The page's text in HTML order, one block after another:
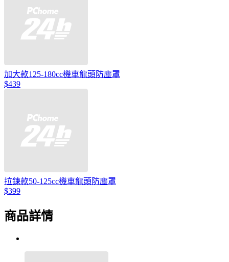
加大款125-180cc機車龍頭防塵罩
$439
拉鍊款50-125cc機車龍頭防塵罩
$399
商品詳情